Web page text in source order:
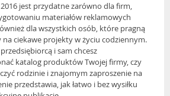
jest przydatne zarówno dla firm,
materiałów reklamowych
dla wszystkich osób, które pragną
na ciekawe projekty w życiu codziennym.
i sam chcesz
katalog produktów Twojej firmy, czy
rodzinie i znajomym zaproszenie na
przedstawia, jak łatwo i bez wysiłku